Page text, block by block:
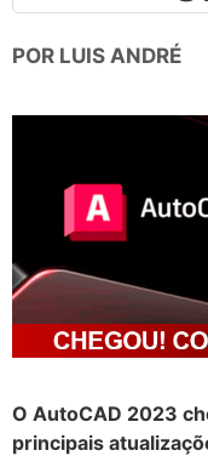
POR LUIS ANDRÉ
O AutoCAD 2023
principais